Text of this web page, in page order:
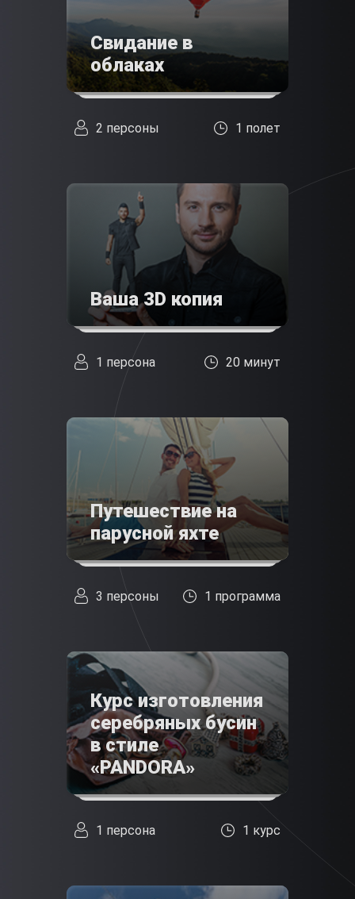
Свидание в
облаках
2 персоны 1 полет
Ваша 3D копия
1 персона 20 минут
Путешествие на
парусной яхте
3 персоны 1 программа
Курс изготовления
серебряных бусин
в стиле
«PANDORA»
1 персона 1 курс